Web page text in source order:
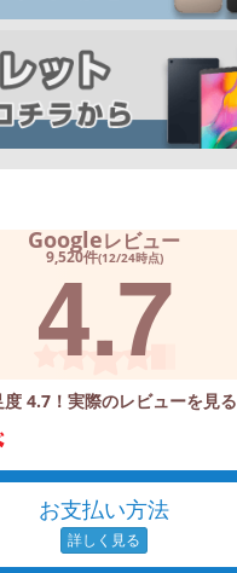
Googleレビュー
9,520件(12/24時点)
4.7
度 4.7！実際のレビューを見る
お支払い方法